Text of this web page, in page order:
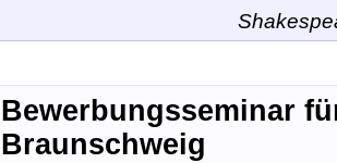
Bewerbungsseminar
Braunschweig